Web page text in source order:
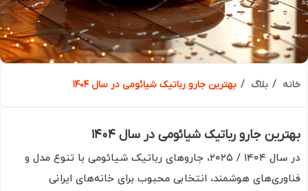
بلاگ بهترین جارو رباتیک شیائومی در سال ۱۴۰۴
جارو رباتیک شیائومی در سال ۱۴۰۴
در سال ۱۴۰۴ / ۲۰۲۵، جاروهای رباتیک شیائومی با تنوع مدل و
هوشمند، انتخابی محبوب برای خانه‌های ایرانی